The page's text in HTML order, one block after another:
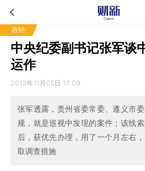
政经
中央纪委副书记张军谈
运作
2013年11月05日 17:09
张军透露，贵州省委常委、遵义市
规，就是巡视中发现的案件；该线
后，获优先办理，用了一个月左右
取调查措施